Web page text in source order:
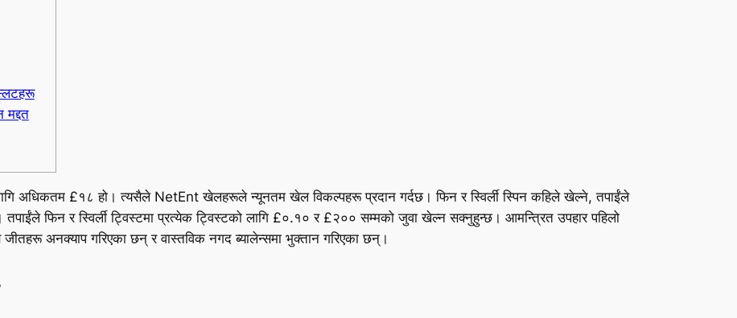
अधिकतम £१८ हो। त्यसैले NetEnt खेलहरूले न्यूनतम खेल विकल्पहरू प्रदान गर्दछ। फिन र स्विर्ली स्पिन कहिले खेल्ने, तपाईंले
फिन र स्विर्ली ट्विस्टमा प्रत्येक ट्विस्टको लागि £०.१० र £२०० सम्मको जुवा खेल्न सक्नुहुन्छ। आमन्त्रित उपहार पहिलो
अनक्याप गरिएका छन् र वास्तविक नगद ब्यालेन्समा भुक्तान गरिएका छन्।